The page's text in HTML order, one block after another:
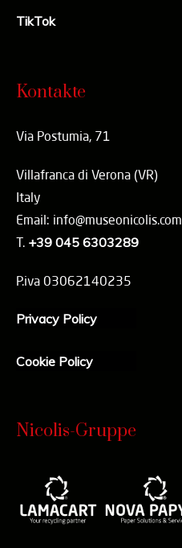
TikTok
Kontakte
Via Postumia, 71
Villafranca di Verona (VR)
Italy
Email: info@museonicolis.com
T. +39 045 6303289
P.iva 03062140235
Privacy Policy
Cookie Policy
Nicolis-Gruppe